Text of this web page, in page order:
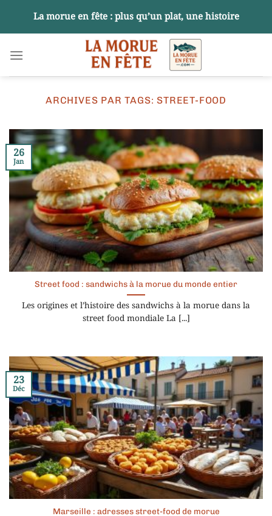
contenu
La morue en fête : plus qu’un plat, une histoire
ARCHIVES PAR TAGS: STREET-FOOD
Street food : sandwichs à la morue du monde entier
Les origines et l’histoire des sandwichs à la morue dans la
street food mondiale La [...]
26
Jan
Marseille : adresses street-food de morue
23
Déc